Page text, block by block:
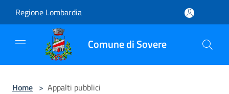
Regione Lombardia
Comune di Sovere
Home > Appalti pubblici